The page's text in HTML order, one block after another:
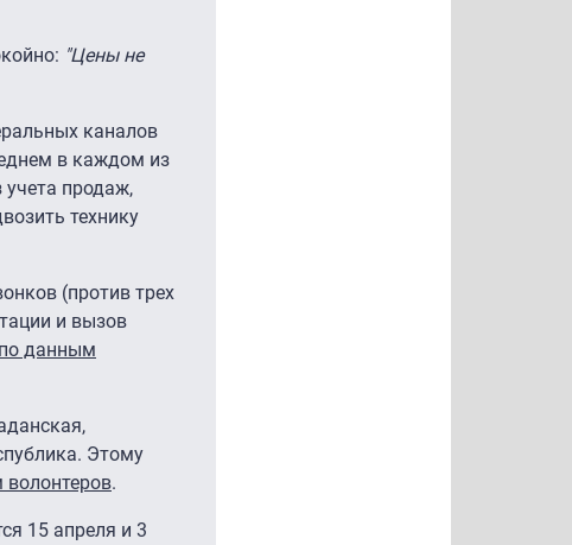
"Цены не
каналов
в каждом из
учета продаж,
технику
(против трех
и вызов
по данным
Этому
.
15 апреля и 3